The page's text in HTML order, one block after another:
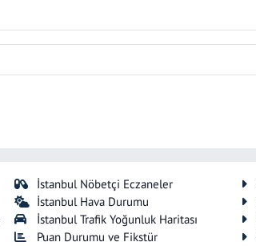
İstanbul Nöbetçi Eczaneler
İstanbul Hava Durumu
İstanbul Trafik Yoğunluk Haritası
Puan Durumu ve Fikstür